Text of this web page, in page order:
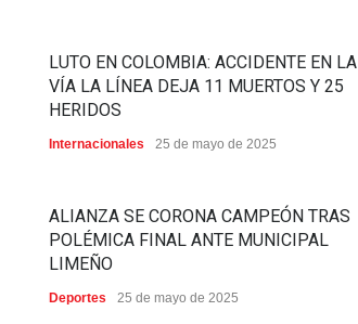
LUTO EN COLOMBIA: ACCIDENTE EN LA
VÍA LA LÍNEA DEJA 11 MUERTOS Y 25
HERIDOS
Internacionales 25 de mayo de 2025
ALIANZA SE CORONA CAMPEÓN TRAS
POLÉMICA FINAL ANTE MUNICIPAL
LIMEÑO
Deportes 25 de mayo de 2025